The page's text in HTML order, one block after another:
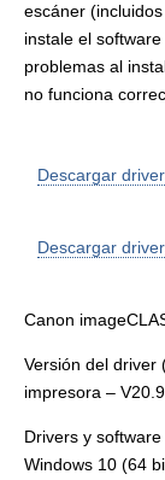
escáner
instale el
problemas al
no funciona
Descargar
Descargar
Canon
Versión del driver
impresora –
Drivers y
Windows 10 (64